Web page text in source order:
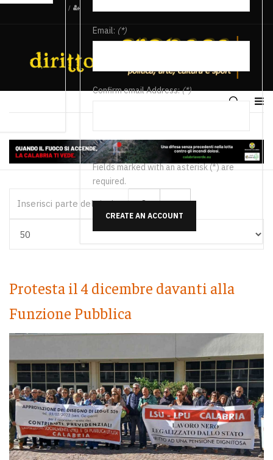
/
Email: (*)
Confirm email Address:(*)
Fields marked with an asterisk (*) are
required.
CREATE AN ACCOUNT
Protesta il 4 dicembre davanti alla
Funzione Pubblica